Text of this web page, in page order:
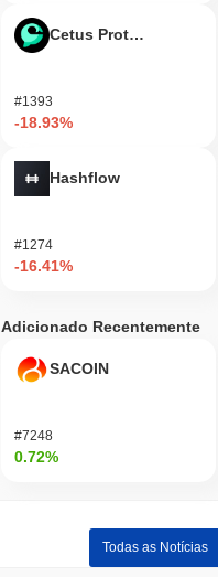
Cetus Protocol
#1393
-18.93%
Hashflow
#1274
-16.41%
Adicionado Recentemente
SACOIN
#7248
0.72%
Todas as Notícias